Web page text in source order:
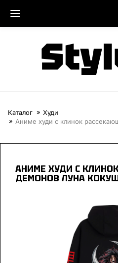
Каталог
Худи
Аниме худи с клинок
АНИМЕ ХУДИ С
ДЕМОНОВ ЛУНА